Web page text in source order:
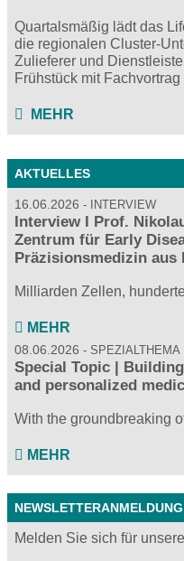
Quartalsmäßig lädt das
die regionalen Cluster-
Zulieferer und
Frühstück mit
MEHR
AKTUELLES
16.06.2026 INTERVIEW
Interview I Prof.
Zentrum für Early
Präzisionsmedizin aus
Milliarden Zellen,
MEHR
08.06.2026 SPEZIALTHEMA
Special Topic |
and personalized
With the groundbreaking
MEHR
NEWSLETTERANMELDUNG
Melden Sie sich für